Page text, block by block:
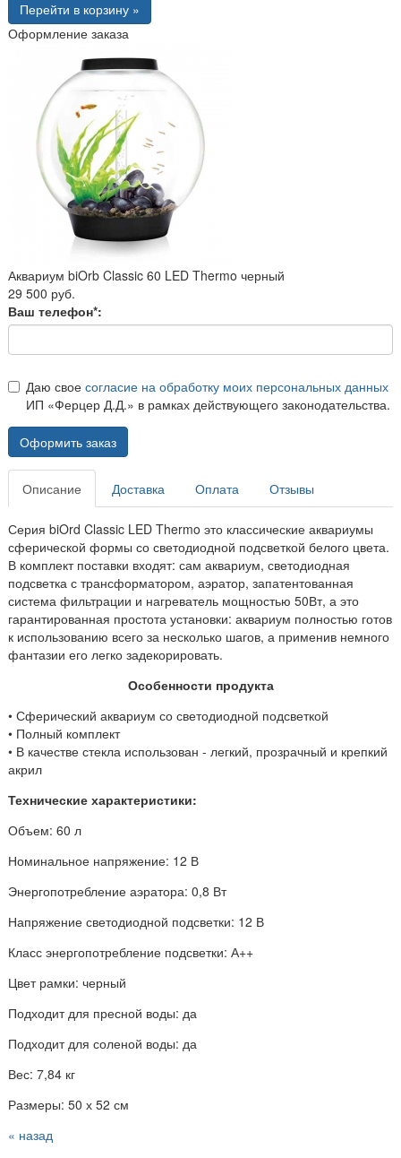
Перейти в корзину »
Оформление заказа
Аквариум biOrb Classic 60 LED Thermo черный
29 500 руб.
Ваш телефон*:
Даю свое согласие на обработку моих персональных данных
ИП «Ферцер Д.Д.» в рамках действующего законодательства.
Оформить заказ
Описание Доставка Оплата Отзывы
Серия biOrd Classic LED Thermo это классические аквариумы
сферической формы со светодиодной подсветкой белого цвета.
В комплект поставки входят: сам аквариум, светодиодная
подсветка с трансформатором, аэратор, запатентованная
система фильтрации и нагреватель мощностью 50Вт, а это
гарантированная простота установки: аквариум полностью готов
к использованию всего за несколько шагов, а применив немного
фантазии его легко задекорировать.
Особенности продукта
• Сферический аквариум со светодиодной подсветкой
• Полный комплект
• В качестве стекла использован - легкий, прозрачный и крепкий
акрил
Технические характеристики:
Объем: 60 л
Номинальное напряжение: 12 В
Энергопотребление аэратора: 0,8 Вт
Напряжение светодиодной подсветки: 12 В
Класс энергопотребление подсветки: А++
Цвет рамки: черный
Подходит для пресной воды: да
Подходит для соленой воды: да
Вес: 7,84 кг
Размеры: 50 х 52 см
« назад